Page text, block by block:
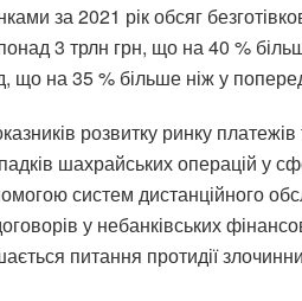
за 2021 рік обсяг
3 трлн грн, що на 40 %
що на 35 % більше ніж у
розвитку ринку платежів
шахрайських операцій у
систем дистанційного
у небанківських
питання протидії